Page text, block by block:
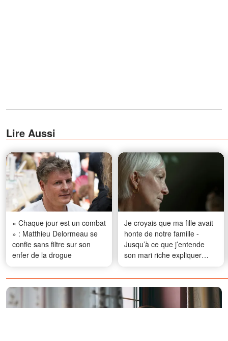
Lire Aussi
« Chaque jour est un combat
» : Matthieu Delormeau se
confie sans filtre sur son
enfer de la drogue
Je croyais que ma fille avait
honte de notre famille -
Jusqu’à ce que j’entende
son mari riche expliquer
pourquoi je n’avais jamais
été invitée chez eux